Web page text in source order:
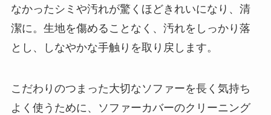
なかったシミや汚れが驚くほどきれいになり、清
潔に。生地を傷めることなく、汚れをしっかり落
とし、しなやかな手触りを取り戻します。
こだわりのつまった大切なソファーを長く気持ち
よく使うために、ソファーカバーのクリーニング